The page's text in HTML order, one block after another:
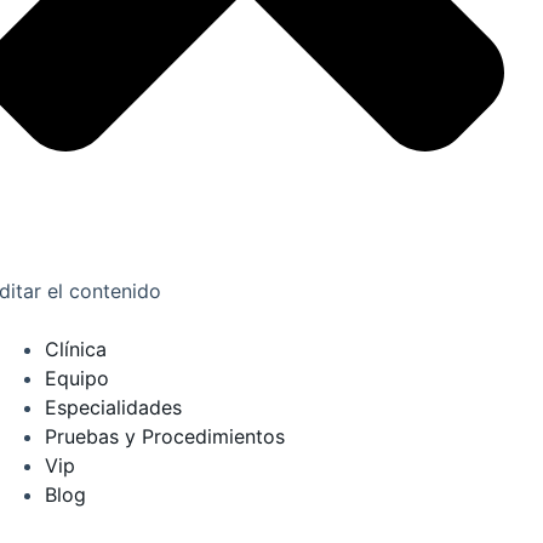
el contenido
Clínica
Equipo
Especialidades
Pruebas y Procedimientos
Vip
Blog